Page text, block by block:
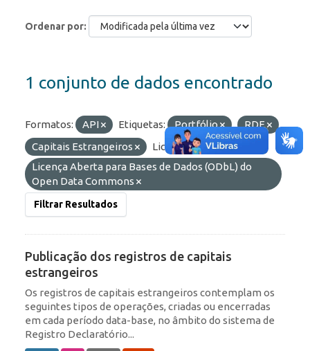
Ordenar por
1 conjunto de dados encontrado
Formatos: API Etiquetas: Portfólio
RDE
Capitais Estrangeiros
Licenças:
Licença Aberta para Bases de Dados (ODbL) do
Open Data Commons
Filtrar Resultados
Publicação dos registros de capitais
estrangeiros
Os registros de capitais estrangeiros contemplam os
seguintes tipos de operações, criadas ou encerradas
em cada período data-base, no âmbito do sistema de
Registro Declaratório...